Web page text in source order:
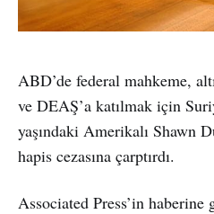
ABD’de federal mahkeme,
ve DEAŞ’a katılmak için
yaşındaki Amerikalı Shawn
hapis cezasına çarptırdı.
Associated Press’in haberine